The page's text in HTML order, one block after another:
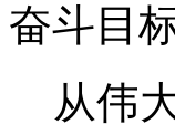
奋斗目
从伟大